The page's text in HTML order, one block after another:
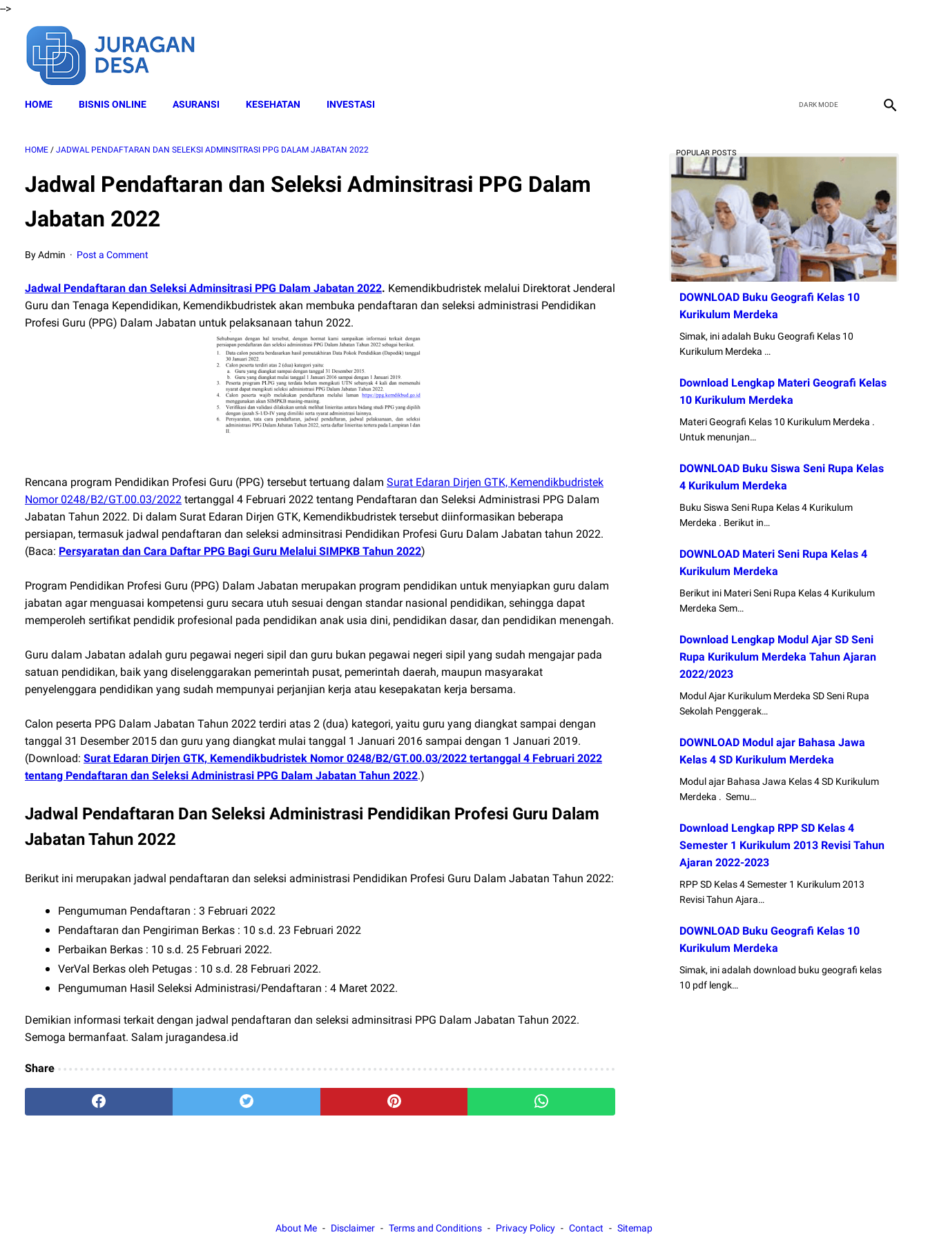
-->
HOME BISNIS ONLINE ASURANSI KESEHATAN INVESTASI
HOME / JADWAL PENDAFTARAN DAN SELEKSI ADMINSITRASI PPG DALAM JABATAN 2022
Jadwal Pendaftaran dan Seleksi Adminsitrasi PPG Dalam
Jabatan 2022
By Admin Post a Comment
Jadwal Pendaftaran dan Seleksi Adminsitrasi PPG Dalam Jabatan 2022. Kemendikbudristek melalui Direktorat Jenderal
Guru dan Tenaga Kependidikan, Kemendikbudristek akan membuka pendaftaran dan seleksi administrasi Pendidikan
Profesi Guru (PPG) Dalam Jabatan untuk pelaksanaan tahun 2022.
Rencana program Pendidikan Profesi Guru (PPG) tersebut tertuang dalam Surat Edaran Dirjen GTK, Kemendikbudristek
Nomor 0248/B2/GT.00.03/2022 tertanggal 4 Februari 2022 tentang Pendaftaran dan Seleksi Administrasi PPG Dalam
Jabatan Tahun 2022. Di dalam Surat Edaran Dirjen GTK, Kemendikbudristek tersebut diinformasikan beberapa
persiapan, termasuk jadwal pendaftaran dan seleksi adminsitrasi Pendidikan Profesi Guru Dalam Jabatan tahun 2022.
(Baca: Persyaratan dan Cara Daftar PPG Bagi Guru Melalui SIMPKB Tahun 2022)
Program Pendidikan Profesi Guru (PPG) Dalam Jabatan merupakan program pendidikan untuk menyiapkan guru dalam
jabatan agar menguasai kompetensi guru secara utuh sesuai dengan standar nasional pendidikan, sehingga dapat
memperoleh sertifikat pendidik profesional pada pendidikan anak usia dini, pendidikan dasar, dan pendidikan menengah.
Guru dalam Jabatan adalah guru pegawai negeri sipil dan guru bukan pegawai negeri sipil yang sudah mengajar pada
satuan pendidikan, baik yang diselenggarakan pemerintah pusat, pemerintah daerah, maupun masyarakat
penyelenggara pendidikan yang sudah mempunyai perjanjian kerja atau kesepakatan kerja bersama.
Calon peserta PPG Dalam Jabatan Tahun 2022 terdiri atas 2 (dua) kategori, yaitu guru yang diangkat sampai dengan
tanggal 31 Desember 2015 dan guru yang diangkat mulai tanggal 1 Januari 2016 sampai dengan 1 Januari 2019.
(Download: Surat Edaran Dirjen GTK, Kemendikbudristek Nomor 0248/B2/GT.00.03/2022 tertanggal 4 Februari 2022
tentang Pendaftaran dan Seleksi Administrasi PPG Dalam Jabatan Tahun 2022.)
Jadwal Pendaftaran Dan Seleksi Administrasi Pendidikan Profesi Guru Dalam
Jabatan Tahun 2022
Berikut ini merupakan jadwal pendaftaran dan seleksi administrasi Pendidikan Profesi Guru Dalam Jabatan Tahun 2022:
Pengumuman Pendaftaran : 3 Februari 2022
Pendaftaran dan Pengiriman Berkas : 10 s.d. 23 Februari 2022
Perbaikan Berkas : 10 s.d. 25 Februari 2022.
VerVal Berkas oleh Petugas : 10 s.d. 28 Februari 2022.
Pengumuman Hasil Seleksi Administrasi/Pendaftaran : 4 Maret 2022.
Demikian informasi terkait dengan jadwal pendaftaran dan seleksi adminsitrasi PPG Dalam Jabatan Tahun 2022.
Semoga bermanfaat. Salam juragandesa.id
Share
POPULAR POSTS
DOWNLOAD Buku Geografi Kelas 10
Kurikulum Merdeka
Simak, ini adalah Buku Geografi Kelas 10
Kurikulum Merdeka …
Download Lengkap Materi Geografi Kelas
10 Kurikulum Merdeka
Materi Geografi Kelas 10 Kurikulum Merdeka .
Untuk menunjan…
DOWNLOAD Buku Siswa Seni Rupa Kelas
4 Kurikulum Merdeka
Buku Siswa Seni Rupa Kelas 4 Kurikulum
Merdeka . Berikut in…
DOWNLOAD Materi Seni Rupa Kelas 4
Kurikulum Merdeka
Berikut ini Materi Seni Rupa Kelas 4 Kurikulum
Merdeka Sem…
Download Lengkap Modul Ajar SD Seni
Rupa Kurikulum Merdeka Tahun Ajaran
2022/2023
Modul Ajar Kurikulum Merdeka SD Seni Rupa
Sekolah Penggerak…
DOWNLOAD Modul ajar Bahasa Jawa
Kelas 4 SD Kurikulum Merdeka
Modul ajar Bahasa Jawa Kelas 4 SD Kurikulum
Merdeka . Semu…
Download Lengkap RPP SD Kelas 4
Semester 1 Kurikulum 2013 Revisi Tahun
Ajaran 2022-2023
RPP SD Kelas 4 Semester 1 Kurikulum 2013
Revisi Tahun Ajara…
DOWNLOAD Buku Geografi Kelas 10
Kurikulum Merdeka
Simak, ini adalah download buku geografi kelas
10 pdf lengk…
About Me Disclaimer Terms and Conditions Privacy Policy Contact Sitemap